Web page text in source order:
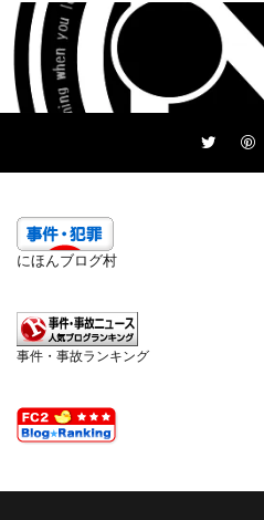
にほんブログ村
事件・事故ランキング